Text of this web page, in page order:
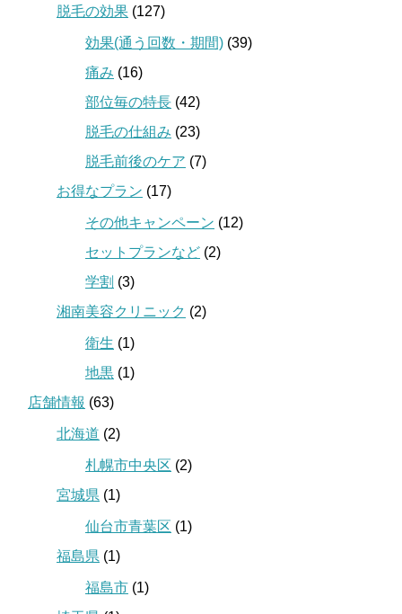
脱毛の効果 (127)
効果(通う回数・期間) (39)
痛み (16)
部位毎の特長 (42)
脱毛の仕組み (23)
脱毛前後のケア (7)
お得なプラン (17)
その他キャンペーン (12)
セットプランなど (2)
学割 (3)
湘南美容クリニック (2)
衛生 (1)
地黒 (1)
店舗情報 (63)
北海道 (2)
札幌市中央区 (2)
宮城県 (1)
仙台市青葉区 (1)
福島県 (1)
福島市 (1)